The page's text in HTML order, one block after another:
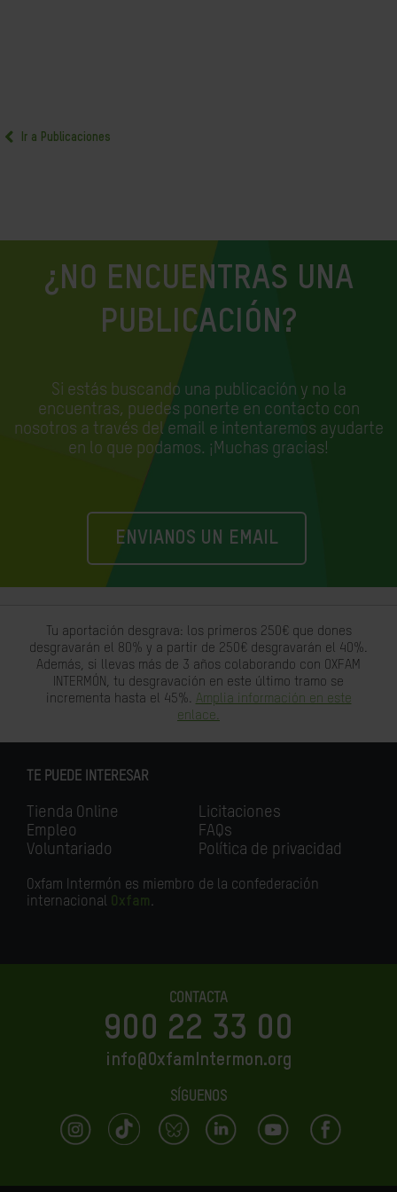
Ir a Publicaciones
¿NO ENCUENTRAS UNA
PUBLICACIÓN?
Si estás buscando una publicación y no la
encuentras, puedes ponerte en contacto con
nosotros a través del email e intentaremos ayudarte
en lo que podamos. ¡Muchas gracias!
ENVIANOS UN EMAIL
Tu aportación desgrava: los primeros 250€ que dones
desgravarán el 80% y a partir de 250€ desgravarán el 40%.
Además, si llevas más de 3 años colaborando con OXFAM
INTERMÓN, tu desgravación en este último tramo se
incrementa hasta el 45%. Amplia información en este
enlace.
TE PUEDE INTERESAR
Tienda Online
Empleo
Voluntariado
Licitaciones
FAQs
Política de privacidad
Oxfam Intermón es miembro de la confederación
internacional Oxfam.
CONTACTA
900 22 33 00
info@OxfamIntermon.org
SÍGUENOS